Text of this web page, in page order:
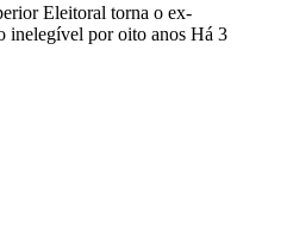
Eleitoral torna o ex-
inelegível por oito anos Há 3